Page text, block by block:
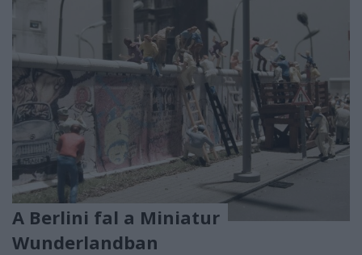
A Berlini fal a Miniatur
Wunderlandban